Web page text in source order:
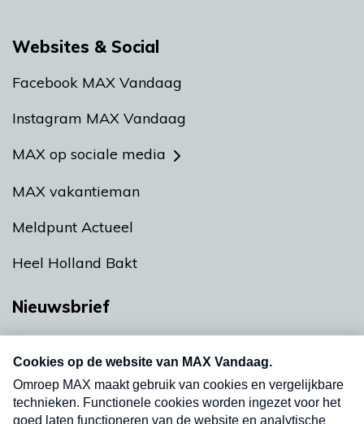
Websites & Social
Facebook MAX Vandaag
Instagram MAX Vandaag
MAX op sociale media
MAX vakantieman
Meldpunt Actueel
Heel Holland Bakt
Nieuwsbrief
nieuwsbrief. Elke vrijdag- en dinsdagochtend in
uw mailbox.
Verzend